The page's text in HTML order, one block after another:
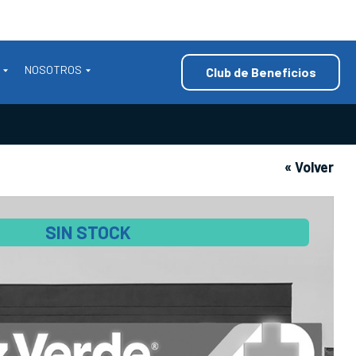
NOSOTROS Club de Beneficios
« Volver
SIN STOCK